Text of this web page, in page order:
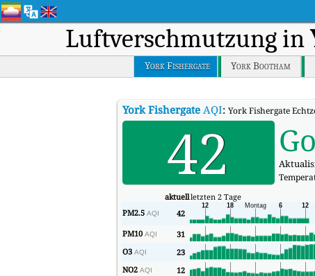
Luftverschmutzung in
York Fishergate York Bootham
York FishergateAQI: York Fishergate
42
aktuellletzten 2 Tage
PM2.5 AQI 42
PM10 AQI 31
O3 AQI 23
NO2 AQI 12